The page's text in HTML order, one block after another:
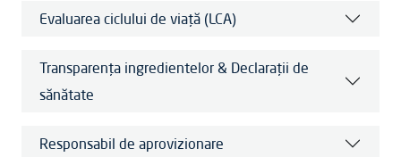
Evaluarea ciclului de viață (LCA)
Transparența ingredientelor & Declarații de
sănătate
Responsabil de aprovizionare